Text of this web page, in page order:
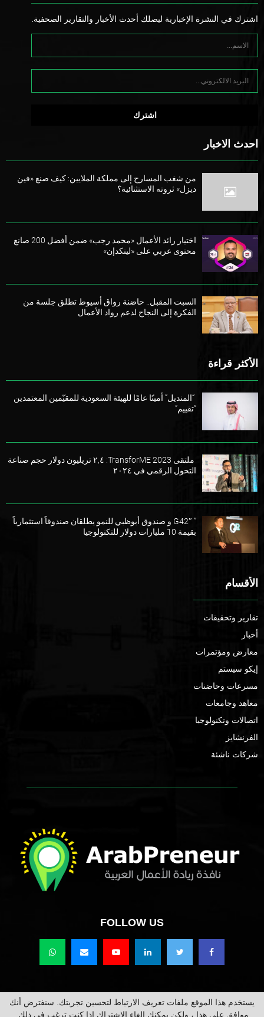
اشترك في النشرة الإخبارية ليصلك أحدث الأخبار والتقارير الصحفية.
احدث الاخبار
من شغب المسارح إلى مملكة الملايين: كيف صنع «فين
ديزل» ثروته الاستثنائية؟
اختيار رائد الأعمال «محمد رجب» ضمن أفضل 200 صانع
محتوى عربي على «لينكدإن»
السبت المقبل.. حاضنة رواق أسيوط تطلق جلسة من
الفكرة إلى النجاح لدعم رواد الأعمال
الأكثر قراءة
“المنديل” أمينًا عامًا للهيئة السعودية للمقيّمين المعتمدين
“تقييم”
ملتقى TransforME 2023: ٢,٤ تريليون دولار حجم صناعة
التحول الرقمي في ٢٠٢٤
” G42″ و صندوق أبوظبي للنمو يطلقان صندوقاً استثمارياً
بقيمة 10 مليارات دولار للتكنولوجيا
الأقسام
تقارير وتحقيقات
أخبار
معارض ومؤتمرات
إيكو سيستم
مسرعات وحاضنات
معاهد وجامعات
اتصالات وتكنولوجيا
الفرنشايز
شركات ناشئة
FOLLOW US
حقوق النشر محفوظة @2021 عرب برينور Arabpreneur.
يستخدم هذا الموقع ملفات تعريف الارتباط لتحسين تجربتك. سنفترض أنك
موافق على هذا ، ولكن يمكنك إلغاء الاشتراك إذا كنت ترغب في ذلك.